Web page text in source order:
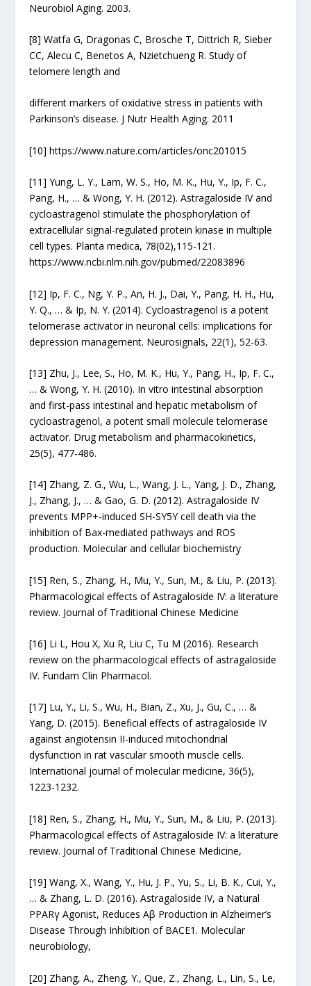
Neurobiol Aging. 2003.
[8] Watfa G, Dragonas C, Brosche T, Dittrich R, Sieber
CC, Alecu C, Benetos A, Nzietchueng R. Study of
telomere length and
different markers of oxidative stress in patients with
Parkinson’s disease. J Nutr Health Aging. 2011
[10] https://www.nature.com/articles/onc201015
[11] Yung, L. Y., Lam, W. S., Ho, M. K., Hu, Y., Ip, F. C.,
Pang, H., … & Wong, Y. H. (2012). Astragaloside IV and
cycloastragenol stimulate the phosphorylation of
extracellular signal-regulated protein kinase in multiple
cell types. Planta medica, 78(02),115-121.
https://www.ncbi.nlm.nih.gov/pubmed/22083896
[12] Ip, F. C., Ng, Y. P., An, H. J., Dai, Y., Pang, H. H., Hu,
Y. Q., … & Ip, N. Y. (2014). Cycloastragenol is a potent
telomerase activator in neuronal cells: implications for
depression management. Neurosignals, 22(1), 52-63.
[13] Zhu, J., Lee, S., Ho, M. K., Hu, Y., Pang, H., Ip, F. C.,
… & Wong, Y. H. (2010). In vitro intestinal absorption
and first-pass intestinal and hepatic metabolism of
cycloastragenol, a potent small molecule telomerase
activator. Drug metabolism and pharmacokinetics,
25(5), 477-486.
[14] Zhang, Z. G., Wu, L., Wang, J. L., Yang, J. D., Zhang,
J., Zhang, J., … & Gao, G. D. (2012). Astragaloside IV
prevents MPP+-induced SH-SY5Y cell death via the
inhibition of Bax-mediated pathways and ROS
production. Molecular and cellular biochemistry
[15] Ren, S., Zhang, H., Mu, Y., Sun, M., & Liu, P. (2013).
Pharmacological effects of Astragaloside IV: a literature
review. Journal of Traditional Chinese Medicine
[16] Li L, Hou X, Xu R, Liu C, Tu M (2016). Research
review on the pharmacological effects of astragaloside
IV. Fundam Clin Pharmacol.
[17] Lu, Y., Li, S., Wu, H., Bian, Z., Xu, J., Gu, C., … &
Yang, D. (2015). Beneficial effects of astragaloside IV
against angiotensin II-induced mitochondrial
dysfunction in rat vascular smooth muscle cells.
International journal of molecular medicine, 36(5),
1223-1232.
[18] Ren, S., Zhang, H., Mu, Y., Sun, M., & Liu, P. (2013).
Pharmacological effects of Astragaloside IV: a literature
review. Journal of Traditional Chinese Medicine,
[19] Wang, X., Wang, Y., Hu, J. P., Yu, S., Li, B. K., Cui, Y.,
… & Zhang, L. D. (2016). Astragaloside IV, a Natural
PPARγ Agonist, Reduces Aβ Production in Alzheimer’s
Disease Through Inhibition of BACE1. Molecular
neurobiology,
[20] Zhang, A., Zheng, Y., Que, Z., Zhang, L., Lin, S., Le,